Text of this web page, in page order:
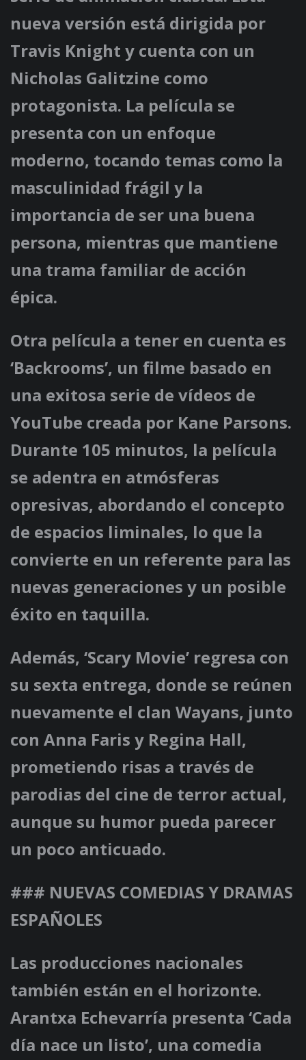
nueva versión está dirigida por
Travis Knight y cuenta con un
Nicholas Galitzine como
protagonista. La película se
presenta con un enfoque
moderno, tocando temas como la
masculinidad frágil y la
importancia de ser una buena
persona, mientras que mantiene
una trama familiar de acción
épica.
Otra película a tener en cuenta es
‘Backrooms’, un filme basado en
una exitosa serie de vídeos de
YouTube creada por Kane Parsons.
Durante 105 minutos, la película
se adentra en atmósferas
opresivas, abordando el concepto
de espacios liminales, lo que la
convierte en un referente para las
nuevas generaciones y un posible
éxito en taquilla.
Además, ‘Scary Movie’ regresa con
su sexta entrega, donde se reúnen
nuevamente el clan Wayans, junto
con Anna Faris y Regina Hall,
prometiendo risas a través de
parodias del cine de terror actual,
aunque su humor pueda parecer
un poco anticuado.
### NUEVAS COMEDIAS Y DRAMAS
ESPAÑOLES
Las producciones nacionales
también están en el horizonte.
Arantxa Echevarría presenta ‘Cada
día nace un listo’, una comedia